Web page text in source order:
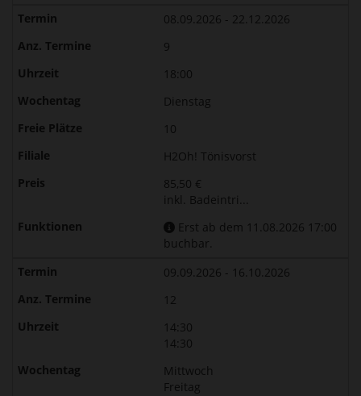
08.09.2026 - 22.12.2026
9
18:00
Dienstag
10
H2Oh! Tönisvorst
85,50 €
inkl. Badeintri...
Erst ab dem 11.08.2026 17:00
buchbar.
09.09.2026 - 16.10.2026
12
14:30
14:30
Mittwoch
Freitag